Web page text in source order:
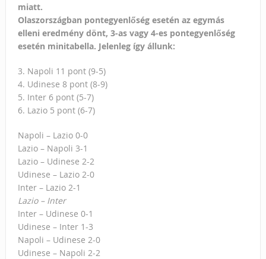
miatt.
Olaszországban pontegyenlőség esetén az egymás
elleni eredmény dönt, 3-as vagy 4-es pontegyenlőség
esetén minitabella. Jelenleg így állunk:
3. Napoli 11 pont (9-5)
4. Udinese 8 pont (8-9)
5. Inter 6 pont (5-7)
6. Lazio 5 pont (6-7)
Napoli – Lazio 0-0
Lazio – Napoli 3-1
Lazio – Udinese 2-2
Udinese – Lazio 2-0
Inter – Lazio 2-1
Lazio – Inter
Inter – Udinese 0-1
Udinese – Inter 1-3
Napoli – Udinese 2-0
Udinese – Napoli 2-2